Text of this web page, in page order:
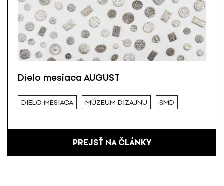
Dielo mesiaca AUGUST
DIELO MESIACA MÚZEUM DIZAJNU SMD
PREJSŤ NA ČLÁNKY